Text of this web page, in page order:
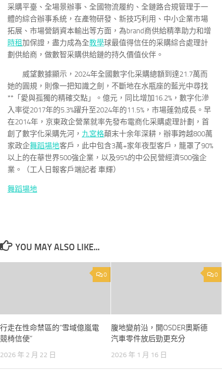
采購平臺、全場景辦事、全國物流履約、全鏈路合規管理于一
體的綜合辦事系統，在產物研發、新技巧利用、中小企業市場
拓展、市場營銷資本輸出等方面，為brand商供給精準助力和增
時租加保證，盡力成為全教學球最值得信任的采購綜合處理計
劃供給商，做數智采購供給鏈的持久價值伙伴。
威望數據顯示，2024年全國數字化采購總額到達21.7萬而
她的圓規，則像一把知識之劍，不斷地在水瓶座的藍光中尋找
**「愛與孤獨的精確交點」。億元，同比增加16.2%，數字化滲
入率從2017年的5.3%躍升至2024年的11.5%，市場蓬勃成長。早
在2014年，京東政企營業就率先發布電商化采購處理計劃，首
創了數字化采購先河， 九宮格顛末十余年深耕，辦事跨越800萬
家政企舞蹈場地客戶，此中包含3萬+家年夜型客戶，籠罩了90%
以上的在華世界500強企業，以及95%的中公民營經濟500強企
業。（工人日報客戶端記者 車輝）
舞蹈場地
YOU MAY ALSO LIKE...
0
行走在性命禁區的“雪域億嵐電
競椅信使”
2026 年 2 月 22 日
0
腹地變前沿，開OSDER奧斯德
汽車零件放后勁更充分
2026 年 1 月 16 日